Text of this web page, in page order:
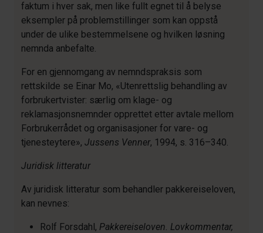
faktum i hver sak, men like fullt egnet til å belyse
eksempler på problemstillinger som kan oppstå
under de ulike bestemmelsene og hvilken løsning
nemnda anbefalte.
For en gjennomgang av nemndspraksis som
rettskilde se Einar Mo, «Utenrettslig behandling av
forbrukertvister: særlig om klage- og
reklamasjonsnemnder opprettet etter avtale mellom
Forbrukerrådet og organisasjoner for vare- og
tjenesteytere», Jussens Venner, 1994, s. 316–340.
Juridisk litteratur
Av juridisk litteratur som behandler pakkereiseloven,
kan nevnes:
Rolf Forsdahl, Pakkereiseloven. Lovkommentar,